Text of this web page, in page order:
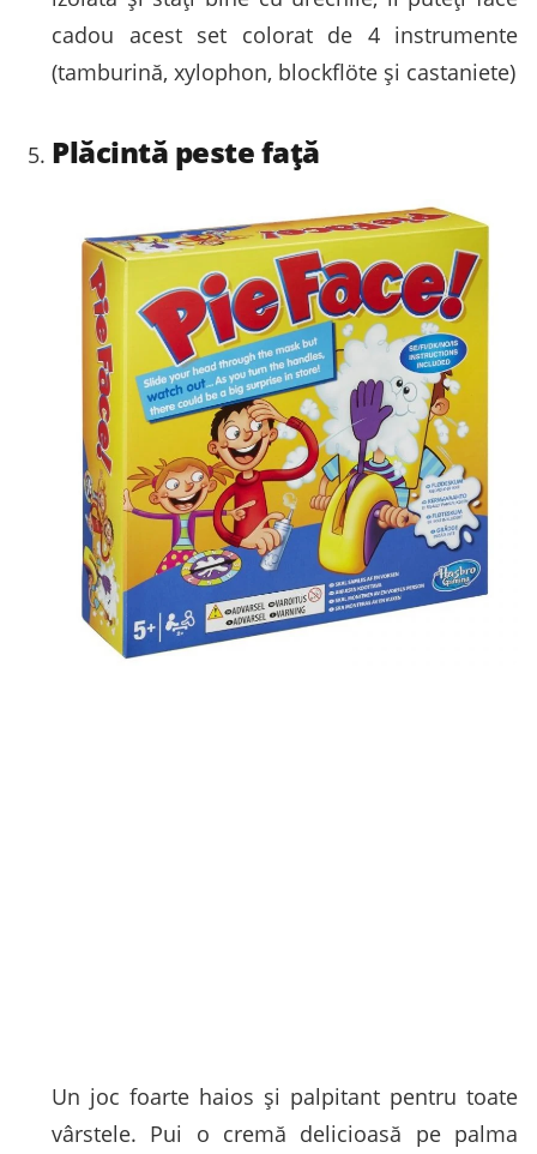
cadou acest set colorat de 4 instrumente
(tamburină, xylophon, blockflöte și castaniete)
Plăcintă peste față
Un joc foarte haios și palpitant pentru toate
vârstele. Pui o cremă delicioasă pe palma